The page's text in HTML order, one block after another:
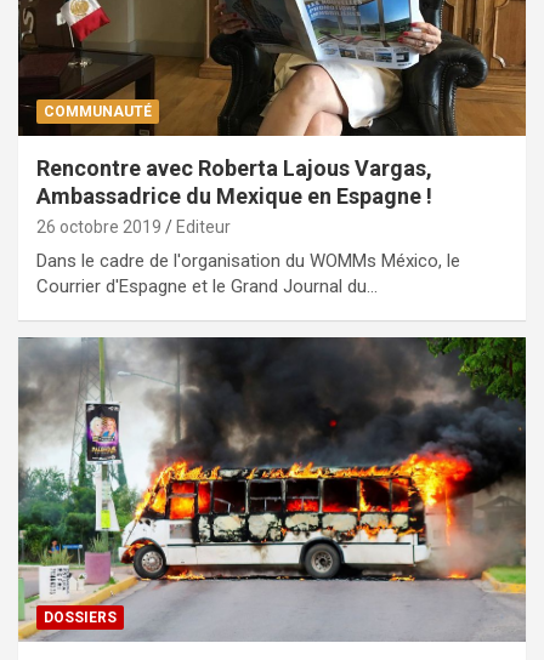
COMMUNAUTÉ
Rencontre avec Roberta Lajous Vargas,
Ambassadrice du Mexique en Espagne !
26 octobre 2019 Editeur
Dans le cadre de l'organisation du WOMMs México, le
Courrier d'Espagne et le Grand Journal du…
DOSSIERS